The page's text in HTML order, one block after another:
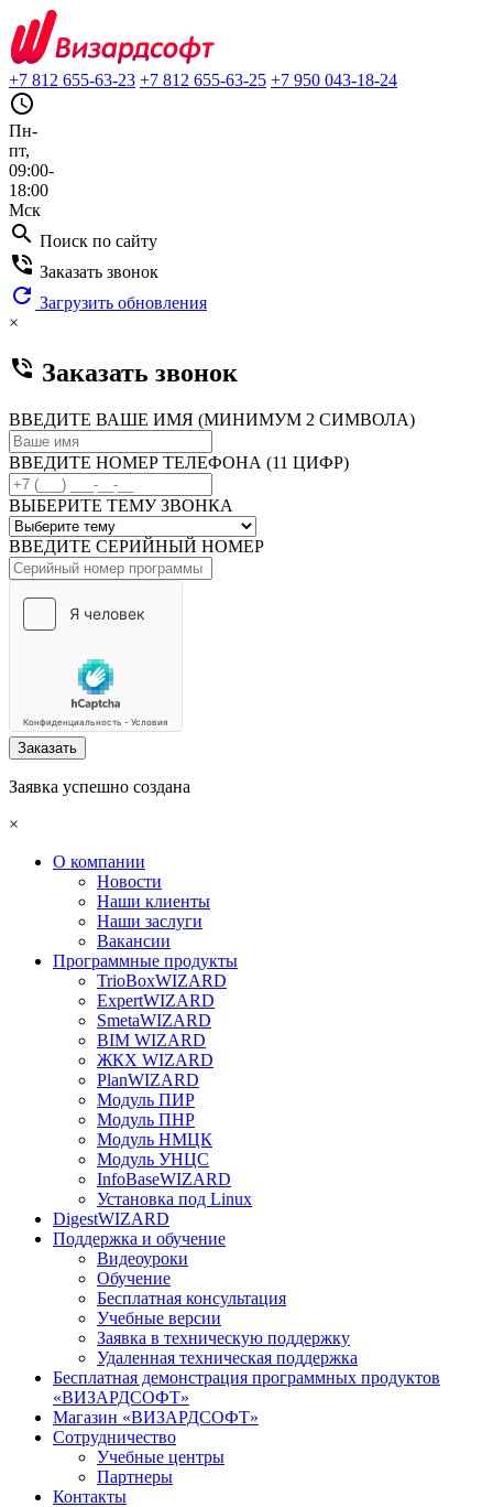
+7 812 655-63-23 +7 812 655-63-25 +7 950 043-18-24
query_builder
Пн-
пт,
09:00-
18:00
Мск
search Поиск по сайту
phone_in_talk Заказать звонок
refresh Загрузить обновления
×
phone_in_talk Заказать звонок
ВВЕДИТЕ ВАШЕ ИМЯ (МИНИМУМ 2 СИМВОЛА)
ВВЕДИТЕ НОМЕР ТЕЛЕФОНА (11 ЦИФР)
ВЫБЕРИТЕ ТЕМУ ЗВОНКА
ВВЕДИТЕ СЕРИЙНЫЙ НОМЕР
Заказать
Заявка успешно создана
×
О компании
Новости
Наши клиенты
Наши заслуги
Вакансии
Программные продукты
TrioBoxWIZARD
ExpertWIZARD
SmetaWIZARD
BIM WIZARD
ЖКХ WIZARD
PlanWIZARD
Модуль ПИР
Модуль ПНР
Модуль НМЦК
Модуль УНЦС
InfoBaseWIZARD
Установка под Linux
DigestWIZARD
Поддержка и обучение
Видеоуроки
Обучение
Бесплатная консультация
Учебные версии
Заявка в техническую поддержку
Удаленная техническая поддержка
Бесплатная демонстрация программных продуктов
«ВИЗАРДСОФТ»
Магазин «ВИЗАРДСОФТ»
Сотрудничество
Учебные центры
Партнеры
Контакты